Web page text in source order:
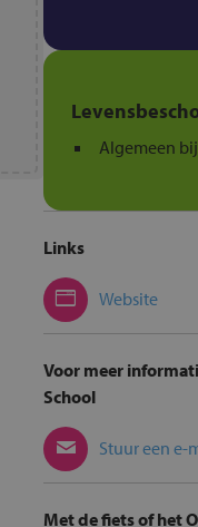
Algemeen
Links
Website
Voor meer
School
Stuur een e-
Met de fiets of het